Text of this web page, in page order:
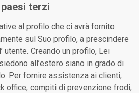
terzi
al profilo che ci avrà fornito
sul Suo profilo, a prescindere
utente. Creando un profilo, Lei
all’estero siano in grado di
Per fornire assistenza ai clienti,
office, compiti di prevenzione frodi,